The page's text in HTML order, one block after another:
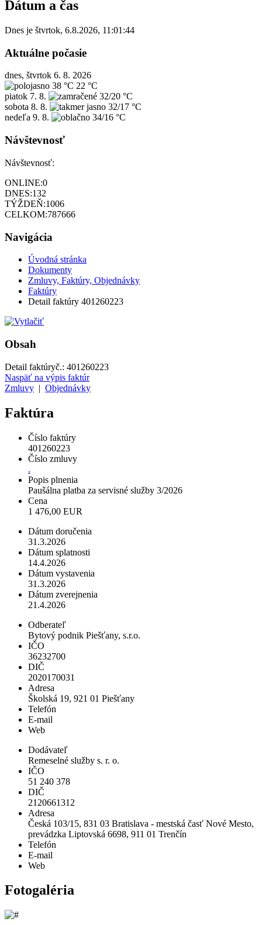
Dátum a čas
Dnes je štvrtok, 6.8.2026, 11:01:44
Aktuálne počasie
dnes, štvrtok 6. 8. 2026
38 °C 22 °C
piatok 7. 8.
32/20 °C
sobota 8. 8.
32/17 °C
nedeľa 9. 8. 34/16 °C
Návštevnosť
Návštevnosť:
ONLINE:0
DNES:132
TÝŽDEŇ:1006
CELKOM:787666
Navigácia
Úvodná stránka
Dokumenty
Zmluvy, Faktúry, Objednávky
Faktúry
Detail faktúry 401260223
Obsah
Detail faktúryč.: 401260223
Naspäť na výpis faktúr
Zmluvy | Objednávky
Faktúra
Číslo faktúry
401260223
Číslo zmluvy
.
Popis plnenia
Paušálna platba za servisné služby 3/2026
Cena
1 476,00 EUR
Dátum doručenia
31.3.2026
Dátum splatnosti
14.4.2026
Dátum vystavenia
31.3.2026
Dátum zverejnenia
21.4.2026
Odberateľ
Bytový podnik Piešťany, s.r.o.
IČO
36232700
DIČ
2020170031
Adresa
Školská 19, 921 01 Piešťany
Telefón
E-mail
Web
Dodávateľ
Remeselné služby s. r. o.
IČO
51 240 378
DIČ
2120661312
Adresa
Česká 103/15, 831 03 Bratislava - mestská časť Nové Mesto,
prevádzka Liptovská 6698, 911 01 Trenčín
Telefón
E-mail
Web
Fotogaléria